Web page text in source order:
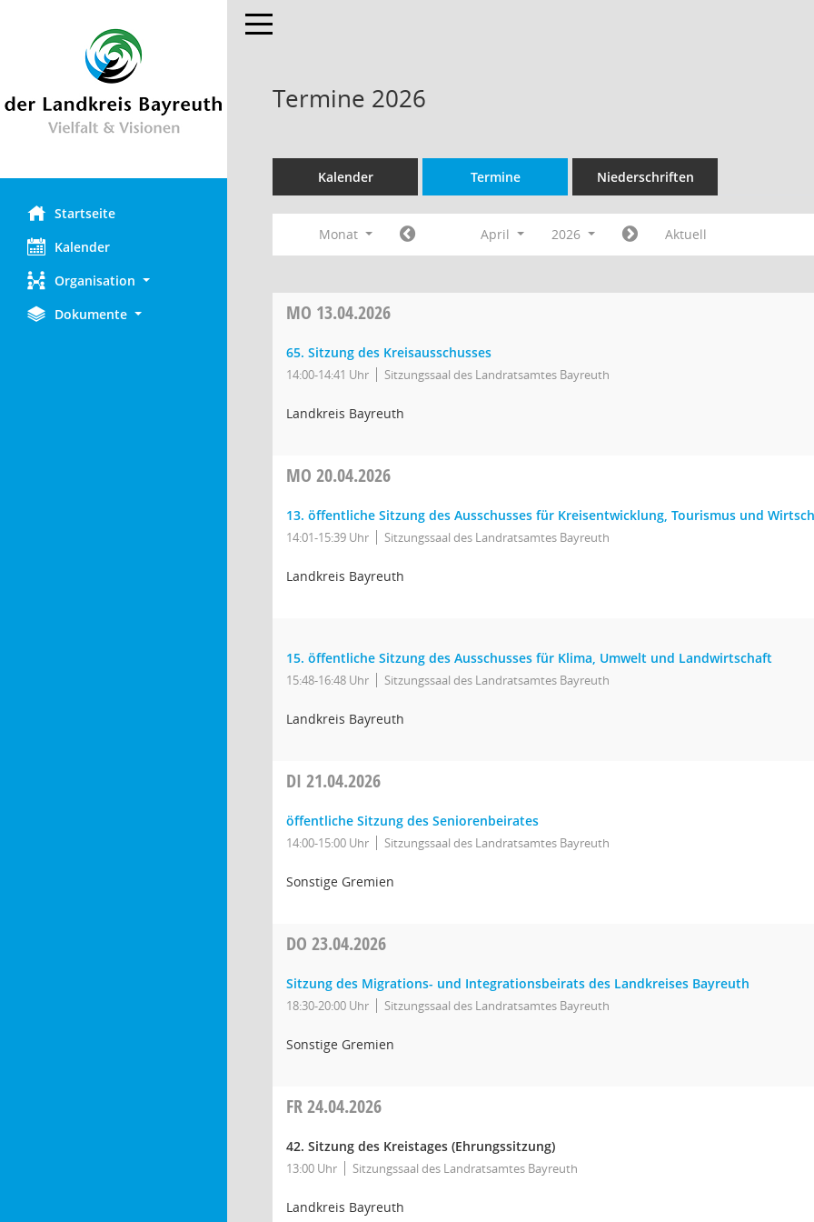
Startseite
Kalender
Organisation
Dokumente
Toggle navigation
Termine 2026
Kalender Termine Niederschriften
Monat April 2026 Aktuell
MO 13.04.2026
65. Sitzung des Kreisausschusses
14:00-14:41 Uhr Sitzungssaal des Landratsamtes Bayreuth
Landkreis Bayreuth
MO 20.04.2026
13. öffentliche Sitzung des Ausschusses für Kreisentwicklung, Tourismus und
14:01-15:39 Uhr Sitzungssaal des Landratsamtes Bayreuth
Landkreis Bayreuth
15. öffentliche Sitzung des Ausschusses für Klima, Umwelt und Landwirtschaft
15:48-16:48 Uhr Sitzungssaal des Landratsamtes Bayreuth
Landkreis Bayreuth
DI 21.04.2026
öffentliche Sitzung des Seniorenbeirates
14:00-15:00 Uhr Sitzungssaal des Landratsamtes Bayreuth
Sonstige Gremien
DO 23.04.2026
Sitzung des Migrations- und Integrationsbeirats des Landkreises Bayreuth
18:30-20:00 Uhr Sitzungssaal des Landratsamtes Bayreuth
Sonstige Gremien
FR24.04.2026
42. Sitzung des Kreistages (Ehrungssitzung)
13:00 Uhr Sitzungssaal des Landratsamtes Bayreuth
Landkreis Bayreuth